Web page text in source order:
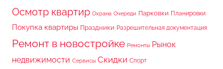
Осмотр квартир Охрана Очереди Парковки Планировки
Покупка квартиры Праздники Разрешительная документация
Ремонт в новостройке Ремонты Рынок
недвижимости Сервисы Скидки Спорт